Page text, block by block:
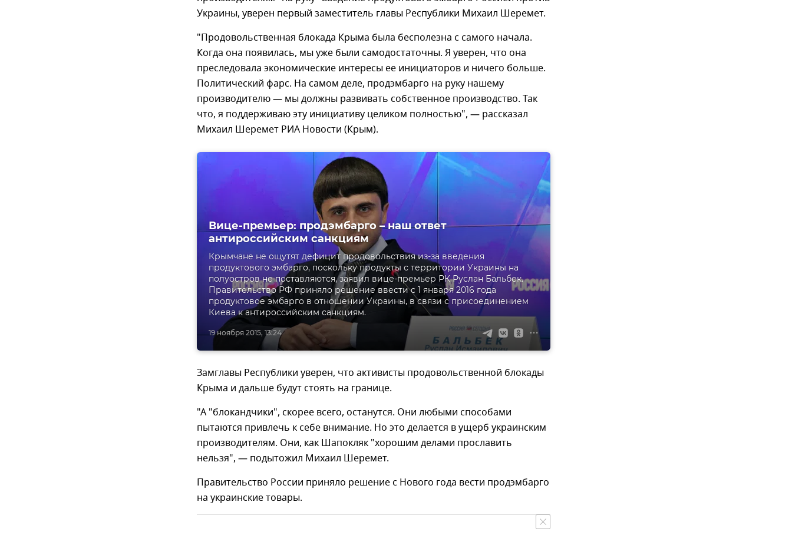
Украины, уверен первый заместитель главы Республики Михаил Шеремет.
"Продовольственная блокада Крыма была бесполезна с самого начала.
Когда она появилась, мы уже были самодостаточны. Я уверен, что она
преследовала экономические интересы ее инициаторов и ничего больше.
Политический фарс. На самом деле, продэмбарго на руку нашему
производителю — мы должны развивать собственное производство. Так
что, я поддерживаю эту инициативу целиком полностью", — рассказал
Михаил Шеремет РИА Новости (Крым).
19 ноября 2015, 13:24
Вице-премьер: продэмбарго – наш ответ
антироссийским санкциям
Крымчане не ощутят дефицит продовольствия из-за введения
продуктового эмбарго, поскольку продукты с территории Украины на
полуостров не поставляются, заявил вице-премьер РК Руслан Бальбек.
Правительство РФ приняло решение ввести с 1 января 2016 года
продуктовое эмбарго в отношении Украины, в связи с присоединением
Киева к антироссийским санкциям.
Замглавы Республики уверен, что активисты продовольственной блокады
Крыма и дальше будут стоять на границе.
"А "блокандчики", скорее всего, останутся. Они любыми способами
пытаются привлечь к себе внимание. Но это делается в ущерб украинским
производителям. Они, как Шапокляк "хорошим делами прославить
нельзя", — подытожил Михаил Шеремет.
Правительство России приняло решение с Нового года вести продэмбарго
на украинские товары.